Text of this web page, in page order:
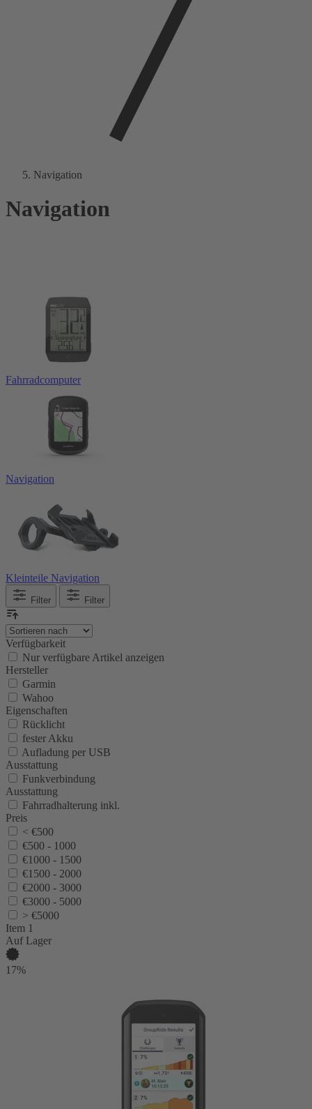
Navigation
Navigation
Fahrradcomputer
Navigation
Kleinteile Navigation
Filter Filter
Verfügbarkeit
Nur verfügbare Artikel anzeigen
Hersteller
Garmin
Wahoo
Eigenschaften
Rücklicht
fester Akku
Aufladung per USB
Ausstattung
Funkverbindung
Ausstattung
Fahrradhalterung inkl.
Preis
< €500
€500 - 1000
€1000 - 1500
€1500 - 2000
€2000 - 3000
€3000 - 5000
> €5000
Item 1
Auf Lager
17%